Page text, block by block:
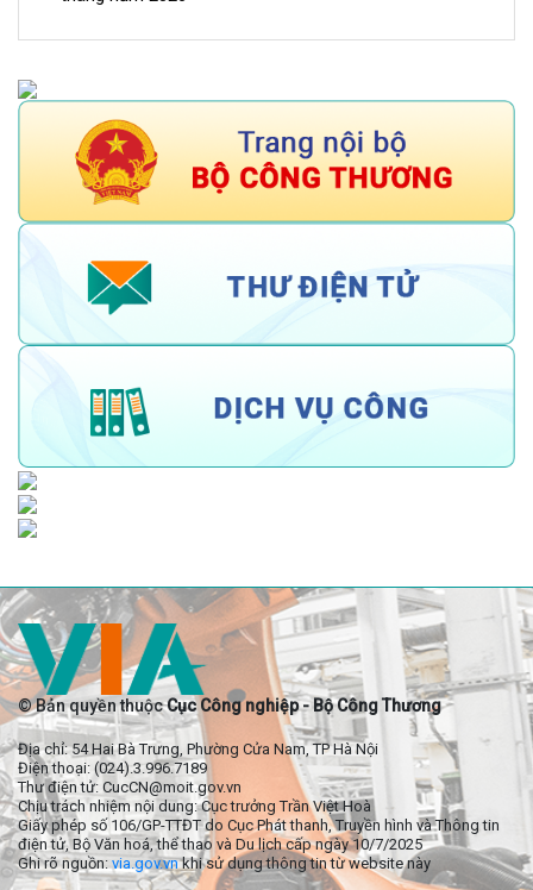
nghiệp và công nghiệp hóa chất bền vững
05/08/2026
© Bản quyền thuộcCục Công nghiệp - Bộ Công Thương
Địa chỉ: 54 Hai Bà Trưng, Phường Cửa Nam, TP Hà Nội
Điện thoại: (024).3.996.7189
Thư điện tử: CucCN@moit.gov.vn
Chịu trách nhiệm nội dung: Cục trưởng Trần Việt Hoà
Giấy phép số 106/GP-TTĐT do Cục Phát thanh, Truyền hình và Thông tin
điện tử, Bộ Văn hoá, thể thao và Du lịch cấp ngày 10/7/2025
Ghi rõ nguồn: via.gov.vnkhi sử dụng thông tin từ website này